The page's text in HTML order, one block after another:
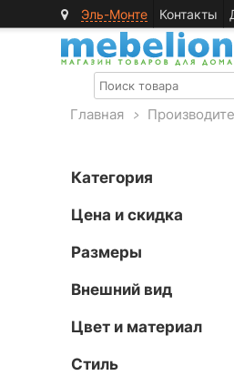
Эль-Монте Контакты
Главная >
Категория
Цена и скидка
Размеры
Внешний вид
Цвет и материал
Стиль